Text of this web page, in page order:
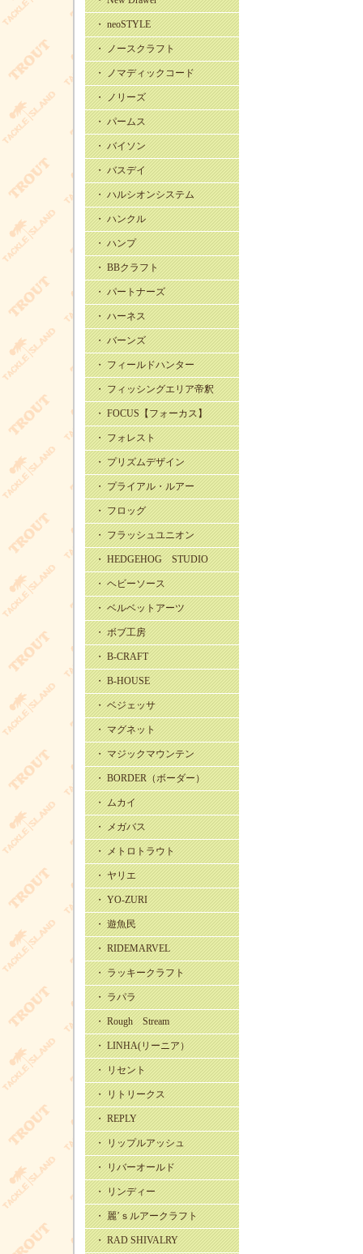
・ neoSTYLE
・ ノースクラフト
・ ノマディックコード
・ ノリーズ
・ パームス
・ バイソン
・ バスデイ
・ ハルシオンシステム
・ ハンクル
・ ハンプ
・ BBクラフト
・ パートナーズ
・ ハーネス
・ バーンズ
・ フィールドハンター
・ フィッシングエリア帝釈
・ FOCUS【フォーカス】
・ フォレスト
・ プリズムデザイン
・ プライアル・ルアー
・ フロッグ
・ フラッシュユニオン
・ HEDGEHOG STUDIO
・ ヘビーソース
・ ベルベットアーツ
・ ボブ工房
・ B-CRAFT
・ B-HOUSE
・ ベジェッサ
・ マグネット
・ マジックマウンテン
・ BORDER（ボーダー）
・ ムカイ
・ メガバス
・ メトロトラウト
・ ヤリエ
・ YO-ZURI
・ 遊魚民
・ RIDEMARVEL
・ ラッキークラフト
・ ラパラ
・ Rough Stream
・ LINHA(リーニア）
・ リセント
・ リトリークス
・ REPLY
・ リップルアッシュ
・ リバーオールド
・ リンディー
・ 麗’ｓルアークラフト
・ RAD SHIVALRY